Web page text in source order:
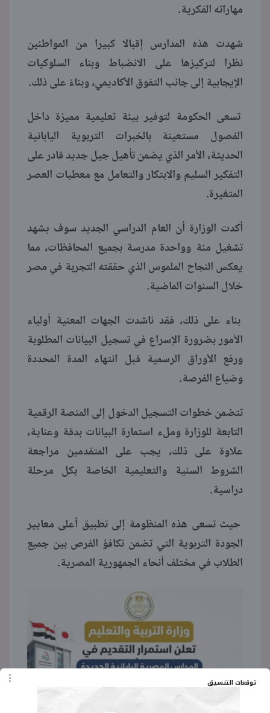
توقعات التنسيق
مهاراته الفكرية.
شهدت هذه المدارس إقبالا كبيرا من المواطنين
نظرا لتركيزها على الانضباط وبناء السلوكيات
الإيجابية إلى جانب التفوق الأكاديمي، وبناءً على ذلك.
تسعى الحكومة لتوفير بيئة تعليمية مميزة داخل
الفصول مستعينة بالخبرات التربوية اليابانية
الحديثة، الأمر الذي يضمن تأهيل جيل جديد قادر على
التفكير السليم والابتكار والتعامل مع معطيات العصر
المتغيرة.
أكدت الوزارة أن العام الدراسي الجديد سوف يشهد
تشغيل مئة وواحدة مدرسة بجميع المحافظات، مما
يعكس النجاح الملموس الذي حققته التجربة في مصر
خلال السنوات الماضية.
بناء على ذلك، فقد ناشدت الجهات المعنية أولياء
الأمور بضرورة الإسراع في تسجيل البيانات المطلوبة
ورفع الأوراق الرسمية قبل انتهاء المدة المحددة
وضياع الفرصة.
تتضمن خطوات التسجيل الدخول إلى المنصة الرقمية
التابعة للوزارة وملء استمارة البيانات بدقة وعناية،
علاوة على ذلك، يجب على المتقدمين مراجعة
الشروط السنية والتعليمية الخاصة بكل مرحلة
دراسية.
حيث تسعى هذه المنظومة إلى تطبيق أعلى معايير
الجودة التربوية التي تضمن تكافؤ الفرص بين جميع
الطلاب في مختلف أنحاء الجمهورية المصرية.